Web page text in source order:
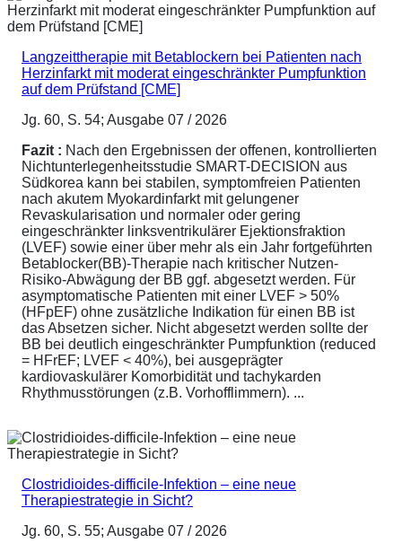
Langzeittherapie mit Betablockern bei Patienten nach
Herzinfarkt mit moderat eingeschränkter Pumpfunktion
auf dem Prüfstand [CME]
Jg. 60, S. 54; Ausgabe 07 / 2026
Fazit : Nach den Ergebnissen der offenen, kontrollierten
Nichtunterlegenheitsstudie SMART-DECISION aus
Südkorea kann bei stabilen, symptomfreien Patienten
nach akutem Myokardinfarkt mit gelungener
Revaskularisation und normaler oder gering
eingeschränkter linksventrikulärer Ejektionsfraktion
(LVEF) sowie einer über mehr als ein Jahr fortgeführten
Betablocker(BB)-Therapie nach kritischer Nutzen-
Risiko-Abwägung der BB ggf. abgesetzt werden. Für
asymptomatische Patienten mit einer LVEF > 50%
(HFpEF) ohne zusätzliche Indikation für einen BB ist
das Absetzen sicher. Nicht abgesetzt werden sollte der
BB bei deutlich eingeschränkter Pumpfunktion (reduced
= HFrEF; LVEF < 40%), bei ausgeprägter
kardiovaskulärer Komorbidität und tachykarden
Rhythmusstörungen (z.B. Vorhofflimmern). ...
Clostridioides-difficile-Infektion – eine neue
Therapiestrategie in Sicht?
Jg. 60, S. 55; Ausgabe 07 / 2026